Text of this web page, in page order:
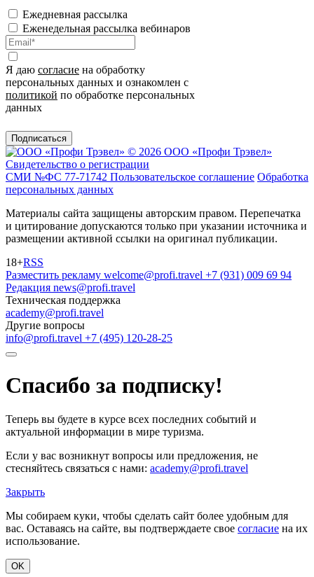
Ежедневная рассылка
Еженедельная рассылка вебинаров
Я даю согласие на обработку
персональных данных и ознакомлен с
политикой по обработке персональных
данных
Подписаться
© 2026 ООО «Профи Трэвeл»
Свидетельство о регистрации
СМИ №ФС 77-71742 Пользовательское соглашение Обработка
персональных данных
Материалы сайта защищены авторским правом. Перепечатка
и цитирование допускаются только при указании источника и
размещении активной ссылки на оригинал публикации.
18+RSS
Разместить рекламу welcome@profi.travel +7 (931) 009 69 94
Редакция news@profi.travel
Техническая поддержка
academy@profi.travel
Другие вопросы
info@profi.travel +7 (495) 120-28-25
Спасибо за подписку!
Теперь вы будете в курсе всех последних событий и
актуальной информации в мире туризма.
Если у вас возникнут вопросы или предложения, не
стесняйтесь связаться с нами: academy@profi.travel
Закрыть
Мы собираем куки, чтобы сделать сайт более удобным для
вас. Оставаясь на сайте, вы подтверждаете свое согласие на их
использование.
OK